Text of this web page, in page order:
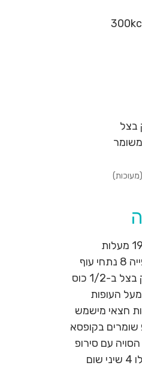
300
בצל
(מעוכות)
ממיסים אבקת מרק בצל ב-1/2 כוס
העופות
חצאי מישמש
שומרים בקופסא
עם סירופ
המשמש, ומוסיפים לו 4 שיני שום